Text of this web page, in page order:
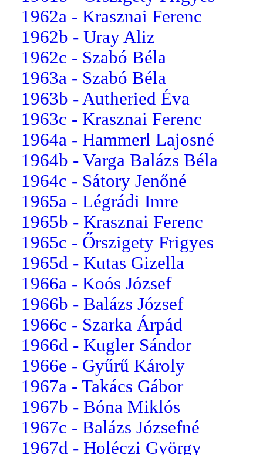
1962a - Krasznai Ferenc
1962b - Uray Aliz
1962c - Szabó Béla
1963a - Szabó Béla
1963b - Autheried Éva
1963c - Krasznai Ferenc
1964a - Hammerl Lajosné
1964b - Varga Balázs Béla
1964c - Sátory Jenőné
1965a - Légrádi Imre
1965b - Krasznai Ferenc
1965c - Őrszigety Frigyes
1965d - Kutas Gizella
1966a - Koós József
1966b - Balázs József
1966c - Szarka Árpád
1966d - Kugler Sándor
1966e - Gyűrű Károly
1967a - Takács Gábor
1967b - Bóna Miklós
1967c - Balázs Józsefné
1967d - Holéczi György